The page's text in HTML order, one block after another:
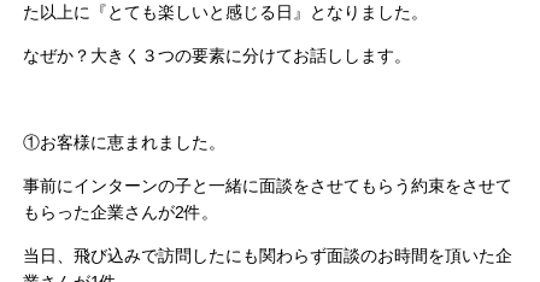
た以上に『とても楽しいと感じる日』となりました。
なぜか？大きく３つの要素に分けてお話しします。
①お客様に恵まれました。
事前にインターンの子と一緒に面談をさせてもらう約束をさせて
もらった企業さんが2件。
当日、飛び込みで訪問したにも関わらず面談のお時間を頂いた企